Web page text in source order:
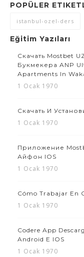
POPÜLER
istanbul-ozel-ders
Eğitim Yazıları
Скачать Mostbet
Букмекера ANP
Apartments In
1 Ocak 1970
Скачать И
1 Ocak 1970
Приложение
Айфон IOS
1 Ocak 1970
Cómo Trabajar En
1 Ocak 1970
Codere App
Android E IOS
1 Ocak 1970